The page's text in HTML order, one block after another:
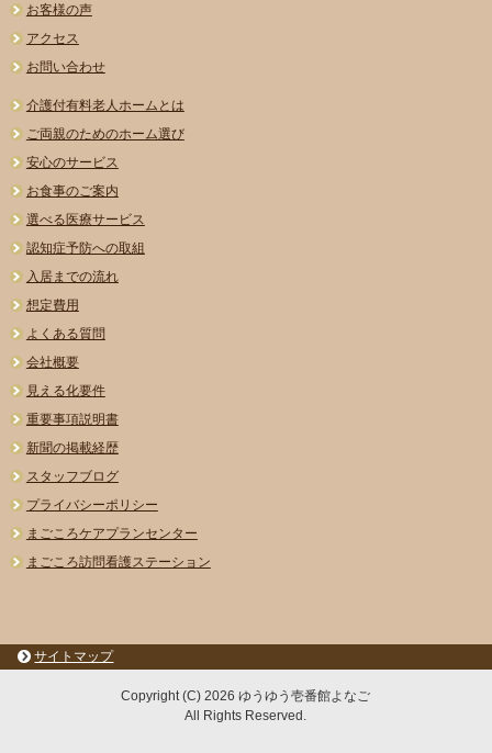
お客様の声
アクセス
お問い合わせ
介護付有料老人ホームとは
ご両親のためのホーム選び
安心のサービス
お食事のご案内
選べる医療サービス
認知症予防への取組
入居までの流れ
想定費用
よくある質問
会社概要
見える化要件
重要事項説明書
新聞の掲載経歴
スタッフブログ
プライバシーポリシー
まごころケアプランセンター
まごころ訪問看護ステーション
サイトマップ
Copyright (C) 2026 ゆうゆう壱番館よなご
All Rights Reserved.